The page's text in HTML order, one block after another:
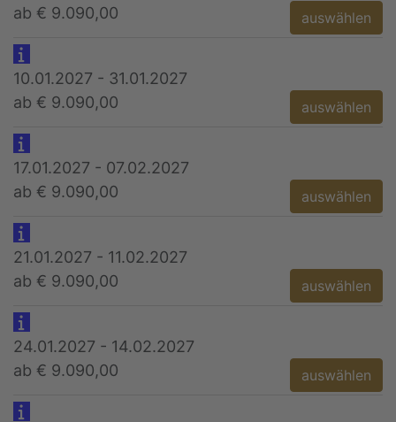
ab € 9.090,00
auswählen
10.01.2027 - 31.01.2027
ab € 9.090,00
auswählen
17.01.2027 - 07.02.2027
ab € 9.090,00
auswählen
21.01.2027 - 11.02.2027
ab € 9.090,00
auswählen
24.01.2027 - 14.02.2027
ab € 9.090,00
auswählen